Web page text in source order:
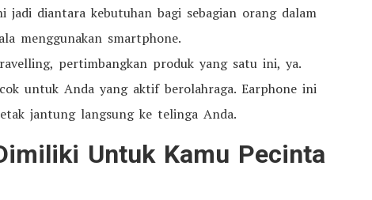
jadi diantara kebutuhan bagi sebagian orang dalam
menggunakan smartphone.
pertimbangkan produk yang satu ini, ya.
untuk Anda yang aktif berolahraga. Earphone ini
jantung langsung ke telinga Anda.
Untuk Kamu Pecinta